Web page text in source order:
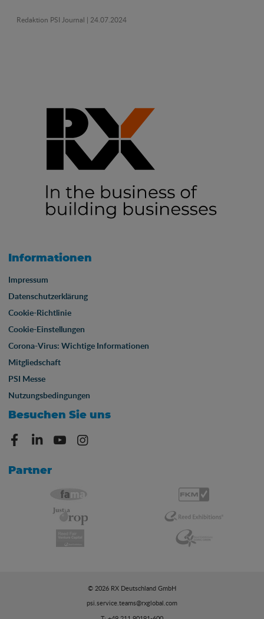
Redaktion PSI Journal | 24.07.2024
Informationen
Impressum
Datenschutzerklärung
Cookie-Richtlinie
Cookie-Einstellungen
Corona-Virus: Wichtige Informationen
Mitgliedschaft
PSI Messe
Nutzungsbedingungen
Besuchen Sie uns
Partner
© 2026 RX Deutschland GmbH
psi.service.teams@rxglobal.com